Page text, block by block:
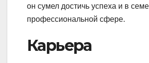
он сумел достичь успеха и в
профессиональной сфере.
Карьера